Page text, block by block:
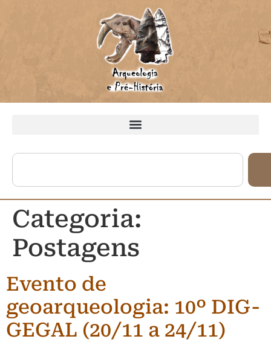
Categoria:
Postagens
Evento de
geoarqueologia: 10º DIG-
GEGAL (20/11 a 24/11)